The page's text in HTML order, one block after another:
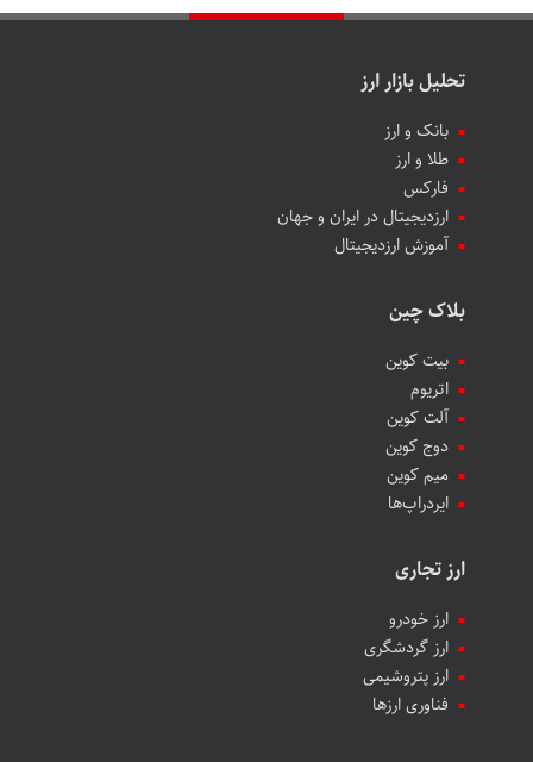
تحلیل بازار ارز
بانک و ارز
طلا و ارز
فارکس
ارزدیجیتال در ایران و جهان
آموزش ارزدیجیتال
بلاک چین
بیت کوین
اتریوم
آلت کوین
دوج کوین
میم کوین‌
ایردراپ‌ها
ارز تجاری
ارز خودرو
ارز گردشگری
ارز پتروشیمی
فناوری ارزها